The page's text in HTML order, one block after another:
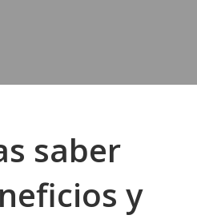
saber
y